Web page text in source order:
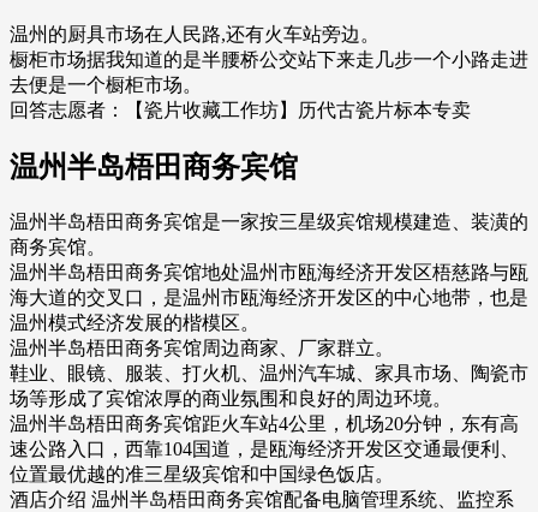
温州的厨具市场在人民路,还有火车站旁边。
橱柜市场据我知道的是半腰桥公交站下来走几步一个小路走进
去便是一个橱柜市场。
回答志愿者：【瓷片收藏工作坊】历代古瓷片标本专卖
温州半岛梧田商务宾馆
温州半岛梧田商务宾馆是一家按三星级宾馆规模建造、装潢的
商务宾馆。
温州半岛梧田商务宾馆地处温州市瓯海经济开发区梧慈路与瓯
海大道的交叉口，是温州市瓯海经济开发区的中心地带，也是
温州模式经济发展的楷模区。
温州半岛梧田商务宾馆周边商家、厂家群立。
鞋业、眼镜、服装、打火机、温州汽车城、家具市场、陶瓷市
场等形成了宾馆浓厚的商业氛围和良好的周边环境。
温州半岛梧田商务宾馆距火车站4公里，机场20分钟，东有高
速公路入口，西靠104国道，是瓯海经济开发区交通最便利、
位置最优越的准三星级宾馆和中国绿色饭店。
酒店介绍 温州半岛梧田商务宾馆配备电脑管理系统、监控系